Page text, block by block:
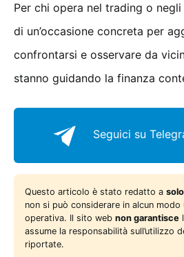
Per chi opera nel trading o
di un’occasione concreta per
confrontarsi e osservare da
stanno guidando la finanza
Seguici su
Questo articolo è stato redatto a
non si può considerare in alcun modo
operativa. Il sito web non garantisce
assume la responsabilità sull’utilizzo
riportate.